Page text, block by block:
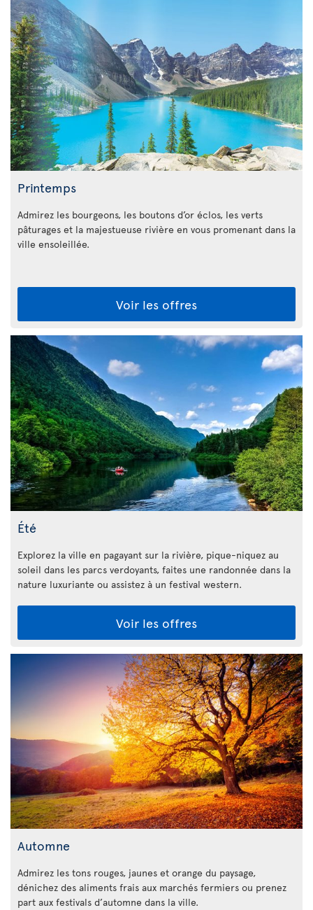
Printemps
Admirez les bourgeons, les boutons d’or éclos, les verts
pâturages et la majestueuse rivière en vous promenant dans la
ville ensoleillée.
Voir les offres
Été
Explorez la ville en pagayant sur la rivière, pique-niquez au
soleil dans les parcs verdoyants, faites une randonnée dans la
nature luxuriante ou assistez à un festival western.
Voir les offres
Automne
Admirez les tons rouges, jaunes et orange du paysage,
dénichez des aliments frais aux marchés fermiers ou prenez
part aux festivals d’automne dans la ville.